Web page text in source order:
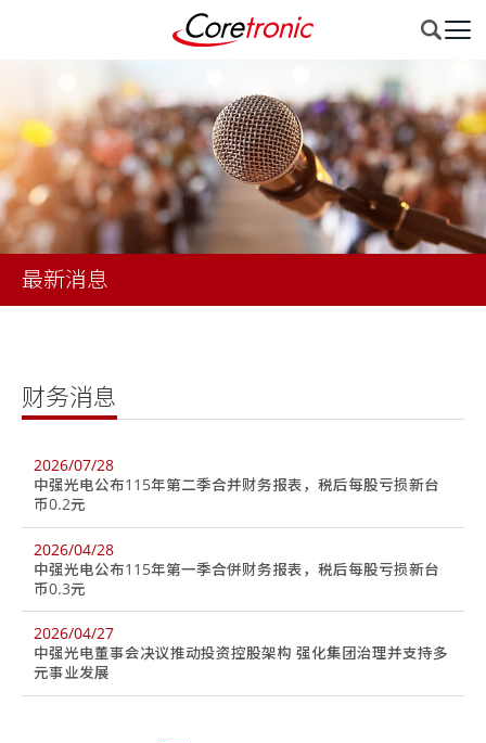
最新消息
财务消息
2026/07/28
中强光电公布115年第二季合并财务报表，税后每股亏损新台
币0.2元
2026/04/28
中强光电公布115年第一季合併财务报表，税后每股亏损新台
币0.3元
2026/04/27
中强光电董事会决议推动投资控股架构 强化集团治理并支持多
元事业发展